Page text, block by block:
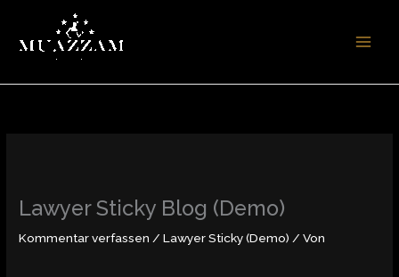
springen
Lawyer Sticky Blog (Demo)
Kommentar verfassen /Lawyer Sticky (Demo) / Von